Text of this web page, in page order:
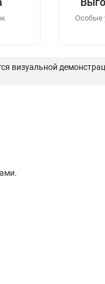
Особые